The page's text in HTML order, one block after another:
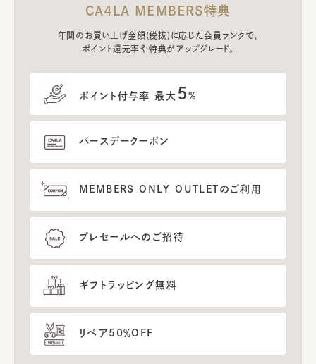
CA4LA MEMBERS特典
年間のお買い上げ金額(税抜)に応じた会員ランクで、
ポイント還元率や特典がアップグレード。
ポイント付与率 最大 5%
バースデークーポン
MEMBERS ONLY OUTLETのご利用
プレセールへのご招待
ギフトラッピング無料
リペア50％OFF